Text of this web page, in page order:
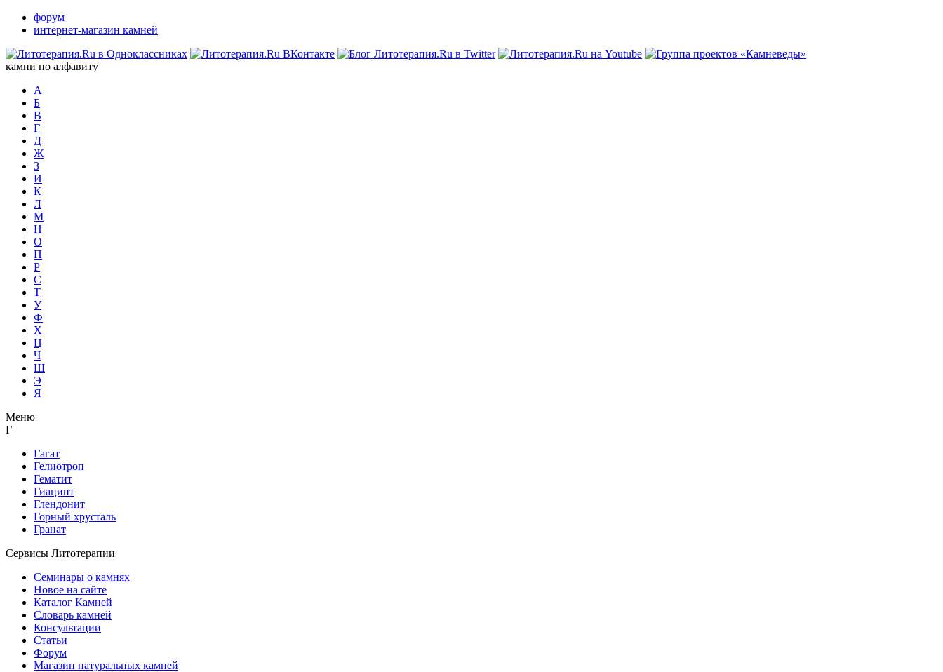
форум
интернет-магазин камней
камни по алфавиту
А
Б
В
Г
Д
Ж
З
И
К
Л
М
Н
О
П
Р
С
Т
У
Ф
Х
Ц
Ч
Ш
Э
Я
Меню
Г
Гагат
Гелиотроп
Гематит
Гиацинт
Глендонит
Горный хрусталь
Гранат
Сервисы Литотерапии
Семинары о камнях
Новое на сайте
Каталог Камней
Словарь камней
Консультации
Статьи
Форум
Магазин натуральных камней